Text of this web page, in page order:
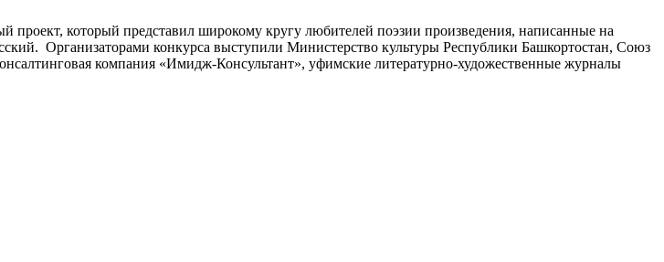
который представил широкому кругу любителей поэзии произведения, написанные на
Организаторами конкурса выступили Министерство культуры Республики Башкортостан, Союз
компания «Имидж-Консультант», уфимские литературно-художественные журналы